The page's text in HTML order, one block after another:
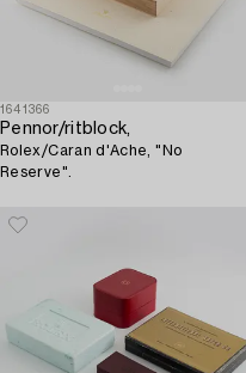
1641366
Pennor/ritblock,
Rolex/Caran d'Ache, "No
Reserve".